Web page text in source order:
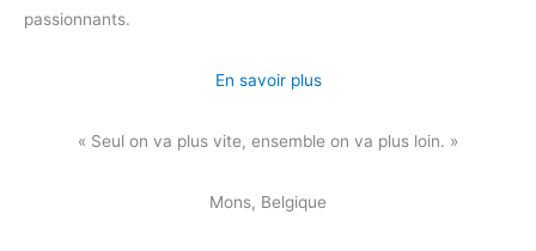
passionnants.
En savoir plus
« Seul on va plus vite, ensemble on va plus loin. »
Mons, Belgique